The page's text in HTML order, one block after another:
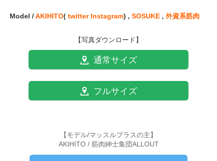
Model /AKIHITO( twitter Instagram) , SOSUKE , 外資系筋肉
【写真ダウンロード】
通常サイズ
フルサイズ
【モデル/マッスルプラスの主】
AKIHITO / 筋肉紳士集団ALLOUT